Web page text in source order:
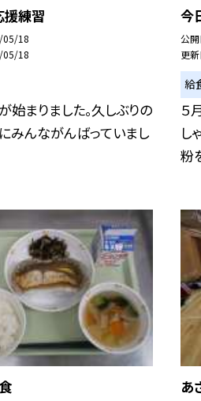
援練習
05/18
05/18
始まりました。久しぶりの
みんながんばっていまし
今
公開
更新
給
５
し
粉
あ